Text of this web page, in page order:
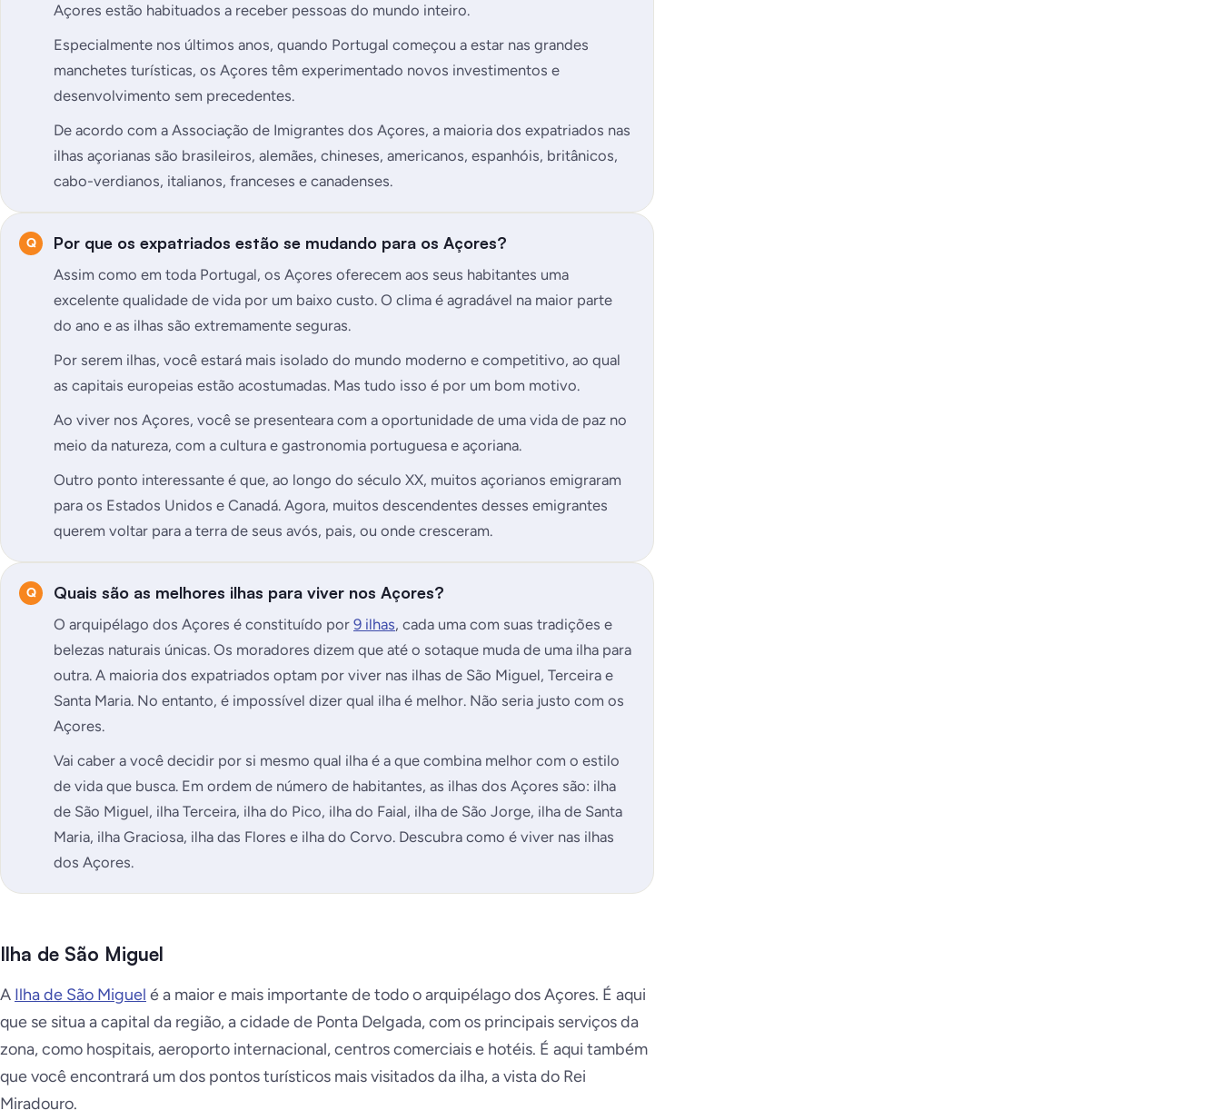
Açores estão habituados a receber pessoas do mundo inteiro.
Especialmente nos últimos anos, quando Portugal começou a estar nas grandes
manchetes turísticas, os Açores têm experimentado novos investimentos e
desenvolvimento sem precedentes.
De acordo com a Associação de Imigrantes dos Açores, a maioria dos expatriados nas
ilhas açorianas são brasileiros, alemães, chineses, americanos, espanhóis, britânicos,
cabo-verdianos, italianos, franceses e canadenses.
Por que os expatriados estão se mudando para os Açores?
Assim como em toda Portugal, os Açores oferecem aos seus habitantes uma
excelente qualidade de vida por um baixo custo. O clima é agradável na maior parte
do ano e as ilhas são extremamente seguras.
Por serem ilhas, você estará mais isolado do mundo moderno e competitivo, ao qual
as capitais europeias estão acostumadas. Mas tudo isso é por um bom motivo.
Ao viver nos Açores, você se presenteara com a oportunidade de uma vida de paz no
meio da natureza, com a cultura e gastronomia portuguesa e açoriana.
Outro ponto interessante é que, ao longo do século XX, muitos açorianos emigraram
para os Estados Unidos e Canadá. Agora, muitos descendentes desses emigrantes
querem voltar para a terra de seus avós, pais, ou onde cresceram.
Quais são as melhores ilhas para viver nos Açores?
O arquipélago dos Açores é constituído por 9 ilhas, cada uma com suas tradições e
belezas naturais únicas. Os moradores dizem que até o sotaque muda de uma ilha para
outra. A maioria dos expatriados optam por viver nas ilhas de São Miguel, Terceira e
Santa Maria. No entanto, é impossível dizer qual ilha é melhor. Não seria justo com os
Açores.
Vai caber a você decidir por si mesmo qual ilha é a que combina melhor com o estilo
de vida que busca. Em ordem de número de habitantes, as ilhas dos Açores são: ilha
de São Miguel, ilha Terceira, ilha do Pico, ilha do Faial, ilha de São Jorge, ilha de Santa
Maria, ilha Graciosa, ilha das Flores e ilha do Corvo. Descubra como é viver nas ilhas
dos Açores.
Ilha de São Miguel
A Ilha de São Miguel é a maior e mais importante de todo o arquipélago dos Açores. É aqui
que se situa a capital da região, a cidade de Ponta Delgada, com os principais serviços da
zona, como hospitais, aeroporto internacional, centros comerciais e hotéis. É aqui também
que você encontrará um dos pontos turísticos mais visitados da ilha, a vista do Rei
Miradouro.